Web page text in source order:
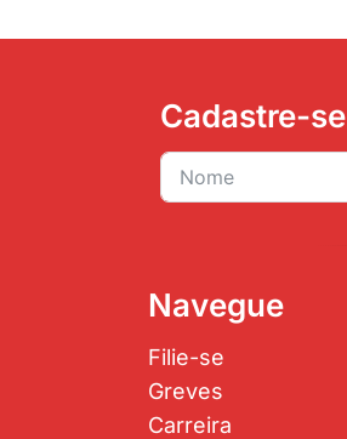
Cadastre-se
Navegue
Filie-se
Greves
Carreira